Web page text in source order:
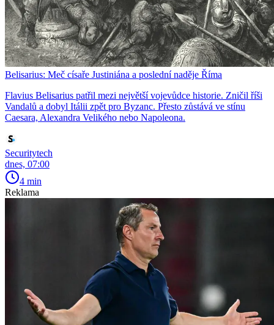
Belisarius: Meč císaře Justiniána a poslední naděje Říma
Flavius Belisarius patřil mezi největší vojevůdce historie. Zničil říši
Vandalů a dobyl Itálii zpět pro Byzanc. Přesto zůstává ve stínu
Caesara, Alexandra Velikého nebo Napoleona.
Securitytech
dnes, 07:00
4 min
Reklama